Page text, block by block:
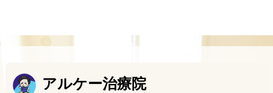
アルケー治療院